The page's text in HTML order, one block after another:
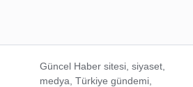
Güncel Haber sitesi, siyaset,
medya, Türkiye gündemi,